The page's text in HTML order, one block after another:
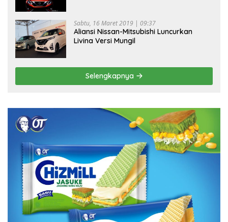
Sabtu, 16 Maret 2019 | 09:37
Aliansi Nissan-Mitsubishi Luncurkan
Livina Versi Mungil
Selengkapnya